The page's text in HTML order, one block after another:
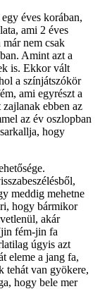
éves korában,
ami 2 éves
nem csak
Amint azt a
is. Ekkor vált
a színjátszókör
ami egyrészt a
ebben az
az év oszlopban
hogy
meddig mehetne
hogy bármikor
akár
fém-jin fa
úgyis azt
eleme a jang fa,
tehát van gyökere,
hogy bele mer